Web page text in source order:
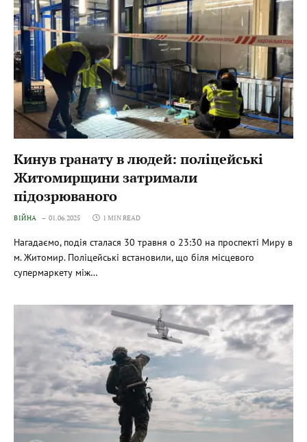
Кинув гранату в людей: поліцейські
Житомирщини затримали
підозрюваного
ВІЙНА 01.06.2025 1 MIN READ
Нагадаємо, подія сталася 30 травня о 23:30 на проспекті Миру в
м. Житомир. Поліцейські встановили, що біля місцевого
супермаркету між…